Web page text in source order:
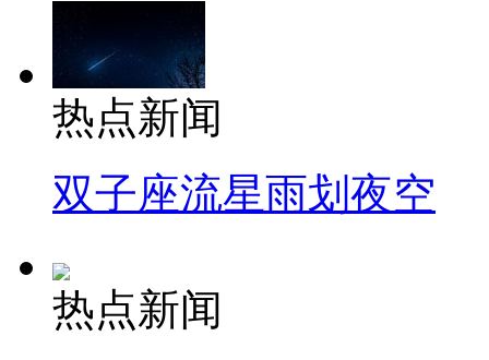
热点新闻
双子座流星雨划夜空
热点新闻